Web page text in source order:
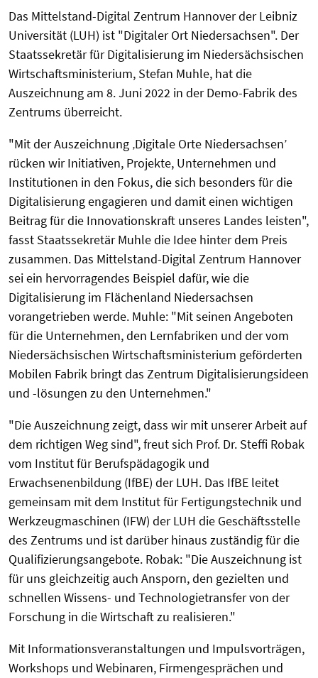
Das Mittelstand-Digital Zentrum Hannover der Leibniz
Universität (LUH) ist "Digitaler Ort Niedersachsen". Der
Staatssekretär für Digitalisierung im Niedersächsischen
Wirtschaftsministerium, Stefan Muhle, hat die
Auszeichnung am 8. Juni 2022 in der Demo-Fabrik des
Zentrums überreicht.
"Mit der Auszeichnung ‚Digitale Orte Niedersachsen’
rücken wir Initiativen, Projekte, Unternehmen und
Institutionen in den Fokus, die sich besonders für die
Digitalisierung engagieren und damit einen wichtigen
Beitrag für die Innovationskraft unseres Landes leisten",
fasst Staatssekretär Muhle die Idee hinter dem Preis
zusammen. Das Mittelstand-Digital Zentrum Hannover
sei ein hervorragendes Beispiel dafür, wie die
Digitalisierung im Flächenland Niedersachsen
vorangetrieben werde. Muhle: "Mit seinen Angeboten
für die Unternehmen, den Lernfabriken und der vom
Niedersächsischen Wirtschaftsministerium geförderten
Mobilen Fabrik bringt das Zentrum Digitalisierungsideen
und -lösungen zu den Unternehmen."
"Die Auszeichnung zeigt, dass wir mit unserer Arbeit auf
dem richtigen Weg sind", freut sich Prof. Dr. Steffi Robak
vom Institut für Berufspädagogik und
Erwachsenenbildung (IfBE) der LUH. Das IfBE leitet
gemeinsam mit dem Institut für Fertigungstechnik und
Werkzeugmaschinen (IFW) der LUH die Geschäftsstelle
des Zentrums und ist darüber hinaus zuständig für die
Qualifizierungsangebote. Robak: "Die Auszeichnung ist
für uns gleichzeitig auch Ansporn, den gezielten und
schnellen Wissens- und Technologietransfer von der
Forschung in die Wirtschaft zu realisieren."
Mit Informationsveranstaltungen und Impulsvorträgen,
Workshops und Webinaren, Firmengesprächen und